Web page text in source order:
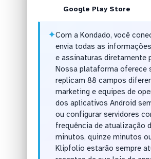
Google Play Store
✦Com a Kondado, você
envia todas as
e assinaturas diretamente
Nossa plataforma oferece
replicam 88 campos
marketing e equipes de
dos aplicativos Android
ou configurar servidores
frequência de atualização
minutos, quinze minutos
Klipfolio estarão sempre